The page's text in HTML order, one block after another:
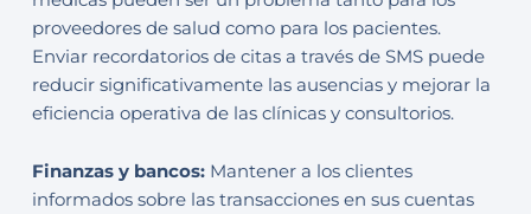
proveedores de salud como para los pacientes.
Enviar recordatorios de citas a través de SMS puede
reducir significativamente las ausencias y mejorar la
eficiencia operativa de las clínicas y consultorios.
Finanzas y bancos: Mantener a los clientes
informados sobre las transacciones en sus cuentas